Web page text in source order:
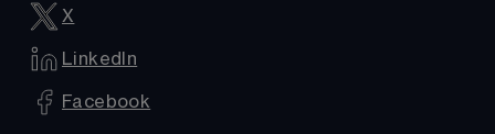
X
LinkedIn
Facebook